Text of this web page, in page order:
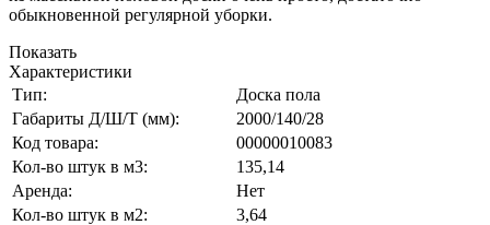
обыкновенной регулярной уборки.
Показать
Характеристики
Тип:
Доска пола
Габариты Д/Ш/Т (мм):
2000/140/28
Код товара:
00000010083
Кол-во штук в м3:
135,14
Аренда:
Нет
Кол-во штук в м2:
3,64